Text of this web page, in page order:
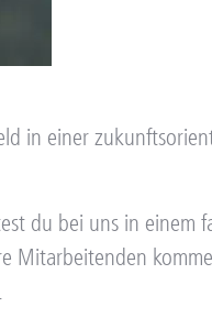
in einer
du bei uns in einem
Mitarbeitenden